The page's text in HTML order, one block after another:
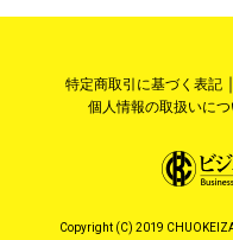
特定商取引に基づく表記
個人情報の取扱いにつ
Copyright (C) 2019